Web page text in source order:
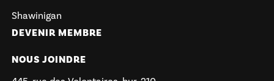
Shawinigan
DEVENIR MEMBRE
NOUS JOINDRE